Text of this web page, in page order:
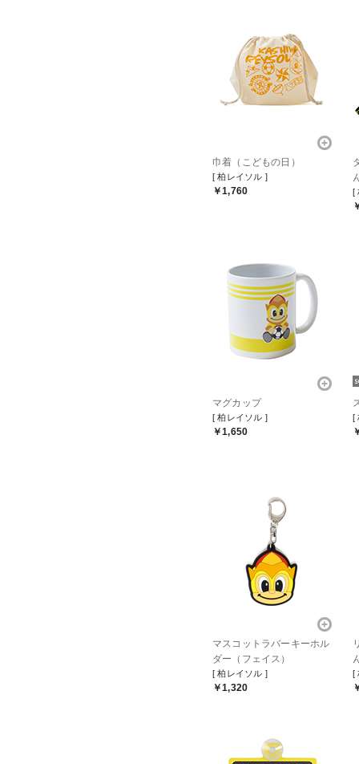
巾着（こどもの日）
[ 柏レイソル ]
￥1,760 [
マグカップ
[ 柏レイソル ]
￥1,650
[
マスコットラバーキーホル
ダー（フェイス）
[ 柏レイソル ]
￥1,320
[